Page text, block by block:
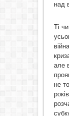
над
Ті
але
не